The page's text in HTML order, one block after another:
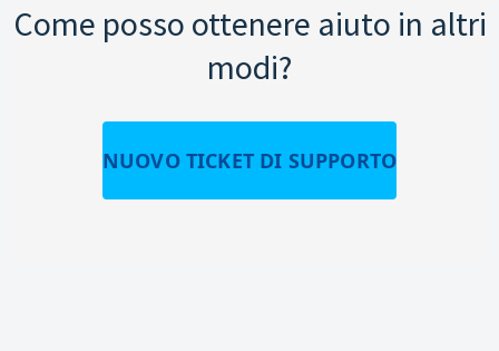
Come posso ottenere aiuto in altri
modi?
NUOVO TICKET DI SUPPORTO